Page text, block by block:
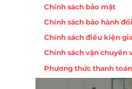
Chính sách bảo mật
Chính sách bảo hành
Chính sách điều kiện
Chính sách vận chuyển
Phương thức thanh toán